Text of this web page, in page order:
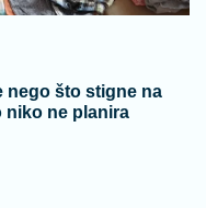
nego što stigne na
niko ne planira